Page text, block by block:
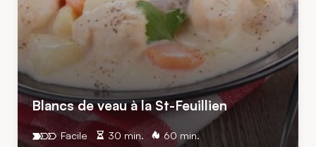
Blancs de veau à la St-Feuillien
30 min. 60 min.
Facile